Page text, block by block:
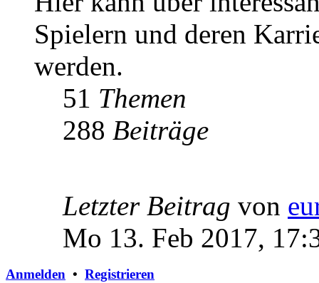
Spielern und deren
werden.
51 Themen
288 Beiträge
Letzter Beitrag von
Mo 13. Feb 2017,
Anmelden • Registrieren